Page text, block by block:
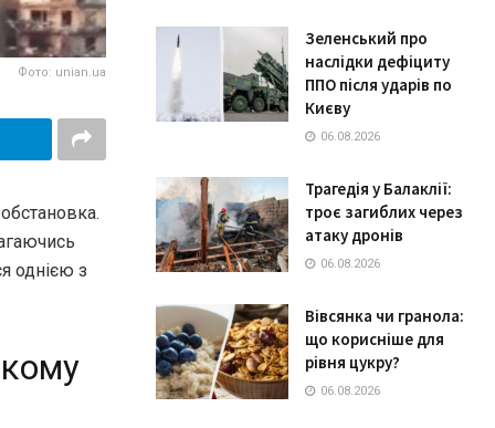
Фото: unian.ua
однією з
Зеленський про
наслідки дефіциту
ППО після ударів по
Києву
06.08.2026
Трагедія у Балаклії:
троє загиблих через
атаку дронів
06.08.2026
Вівсянка чи гранола:
що корисніше для
рівня цукру?
06.08.2026